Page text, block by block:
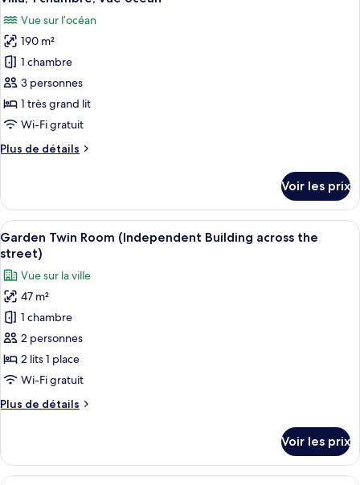
Villa,
chambre,
vue
jardin
toutes
les
photos
pour
ce
type
de
chambre :
Villa,
vue
océan
Vue sur l’océan
190 m²
1 chambre
3 personnes
1 très grand lit
Wi-Fi gratuit
Plus de détails
Plus
le
type
de
chambre
chambre,
vue
océan
Voir les prix
Afficher
toutes
les
photos
pour
ce
type
de
chambre :
Twin
Building
Une chambre d’hôtel avec deux
7
Garden Twin Room (Independent Building across the
street)
Vue sur la ville
47 m²
1 chambre
2 personnes
2 lits 1 place
Wi-Fi gratuit
Plus de détails
Plus
le
type
Voir les prix
Une chambre d’hôtel moderne